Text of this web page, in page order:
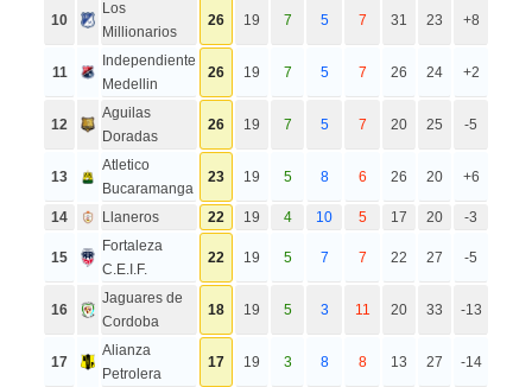
10
Los
Millionarios
26 19 7 5 7 31 23 +8
11
Independiente
Medellin
26 19 7 5 7 26 24 +2
12
Aguilas
Doradas
26 19 7 5 7 20 25 -5
13
Atletico
Bucaramanga
23 19 5 8 6 26 20 +6
14 Llaneros 22 19 4 10 5 17 20 -3
15
Fortaleza
C.E.I.F.
22 19 5 7 7 22 27 -5
16
Jaguares de
Cordoba
18 19 5 3 11 20 33 -13
17
Alianza
Petrolera
17 19 3 8 8 13 27 -14